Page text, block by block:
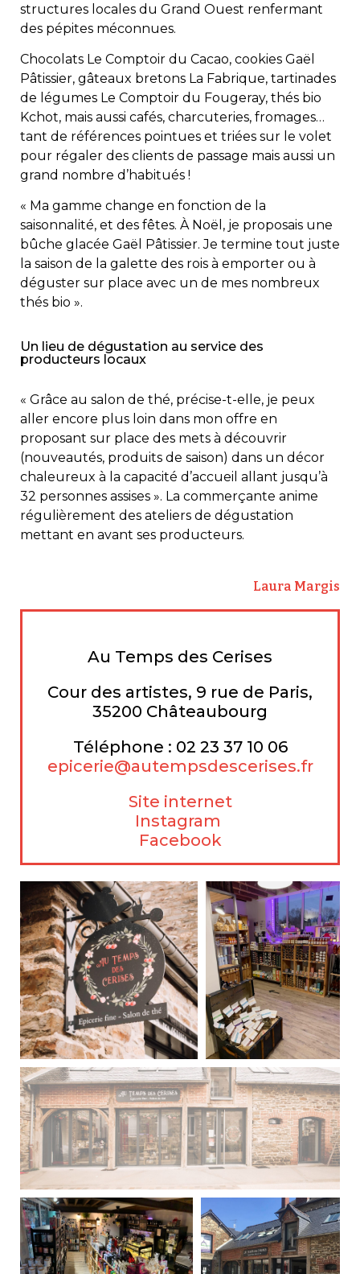
structures locales du Grand Ouest renfermant
des pépites méconnues.
Chocolats Le Comptoir du Cacao, cookies Gaël
Pâtissier, gâteaux bretons La Fabrique, tartinades
de légumes Le Comptoir du Fougeray, thés bio
Kchot, mais aussi cafés, charcuteries, fromages…
tant de références pointues et triées sur le volet
pour régaler des clients de passage mais aussi un
grand nombre d’habitués !
« Ma gamme change en fonction de la
saisonnalité, et des fêtes. À Noël, je proposais une
bûche glacée Gaël Pâtissier. Je termine tout juste
la saison de la galette des rois à emporter ou à
déguster sur place avec un de mes nombreux
thés bio ».
Un lieu de dégustation au service des
producteurs locaux
« Grâce au salon de thé, précise-t-elle, je peux
aller encore plus loin dans mon offre en
proposant sur place des mets à découvrir
(nouveautés, produits de saison) dans un décor
chaleureux à la capacité d’accueil allant jusqu’à
32 personnes assises ». La commerçante anime
régulièrement des ateliers de dégustation
mettant en avant ses producteurs.
Laura Margis
Au Temps des Cerises
Cour des artistes, 9 rue de Paris,
35200 Châteaubourg
Téléphone : 02 23 37 10 06
epicerie@autempsdescerises.fr
Site internet
Instagram
Facebook